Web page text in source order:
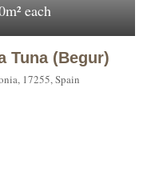
each
Tuna (Begur)
17255, Spain